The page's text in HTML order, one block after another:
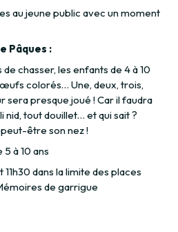
au jeune public avec un moment
Pâques :
chasser, les enfants de 4 à 10
colorés… Une, deux, trois,
sera presque joué ! Car il faudra
nid, tout douillet… et qui sait ?
être son nez !
à 10 ans
dans la limite des places
de garrigue